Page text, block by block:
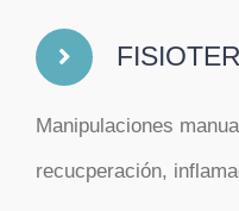
Manipulaciones
recucperación,